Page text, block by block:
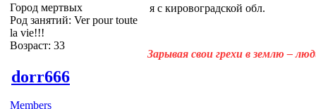
Город мертвых
Род занятий: Ver pour toute
la vie!!!
Возраст: 33
я с кировоградской обл.
Зарывая свои грехи в землю –
dorr666
Members